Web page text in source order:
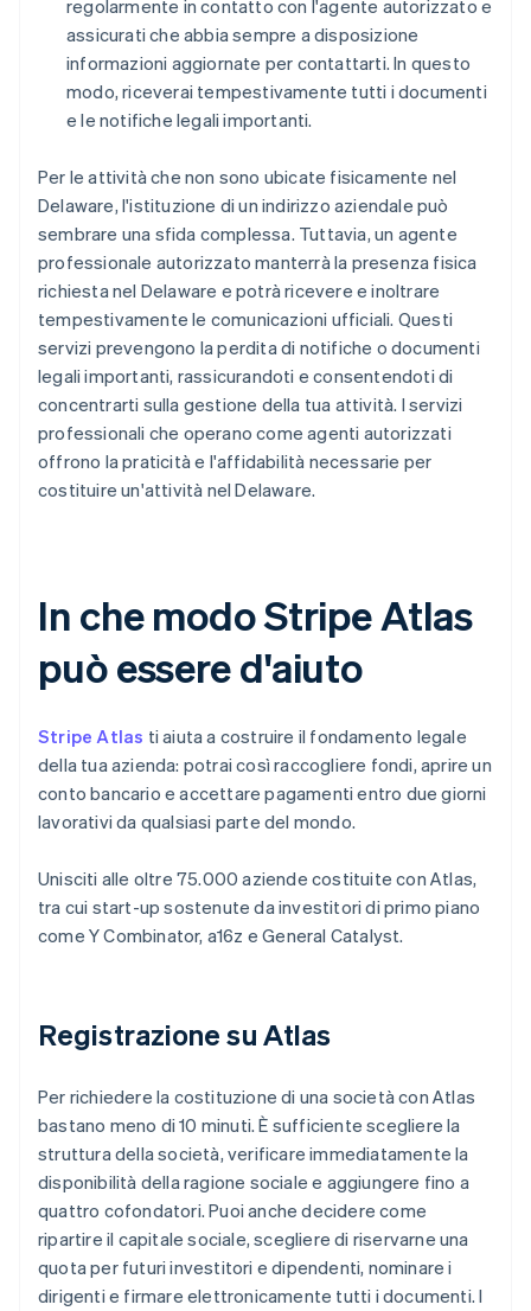
regolarmente in contatto con l'agente autorizzato e
assicurati che abbia sempre a disposizione
informazioni aggiornate per contattarti. In questo
modo, riceverai tempestivamente tutti i documenti
e le notifiche legali importanti.
Per le attività che non sono ubicate fisicamente nel
Delaware, l'istituzione di un indirizzo aziendale può
sembrare una sfida complessa. Tuttavia, un agente
professionale autorizzato manterrà la presenza fisica
richiesta nel Delaware e potrà ricevere e inoltrare
tempestivamente le comunicazioni ufficiali. Questi
servizi prevengono la perdita di notifiche o documenti
legali importanti, rassicurandoti e consentendoti di
concentrarti sulla gestione della tua attività. I servizi
professionali che operano come agenti autorizzati
offrono la praticità e l'affidabilità necessarie per
costituire un'attività nel Delaware.
In che modo Stripe Atlas
può essere d'aiuto
Stripe Atlas ti aiuta a costruire il fondamento legale
della tua azienda: potrai così raccogliere fondi, aprire un
conto bancario e accettare pagamenti entro due giorni
lavorativi da qualsiasi parte del mondo.
Unisciti alle oltre 75.000 aziende costituite con Atlas,
tra cui start-up sostenute da investitori di primo piano
come Y Combinator, a16z e General Catalyst.
Registrazione su Atlas
Per richiedere la costituzione di una società con Atlas
bastano meno di 10 minuti. È sufficiente scegliere la
struttura della società, verificare immediatamente la
disponibilità della ragione sociale e aggiungere fino a
quattro cofondatori. Puoi anche decidere come
ripartire il capitale sociale, scegliere di riservarne una
quota per futuri investitori e dipendenti, nominare i
dirigenti e firmare elettronicamente tutti i documenti. I